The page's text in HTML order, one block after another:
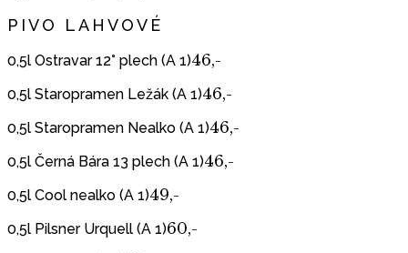
PIVO LAHVOVÉ
0,5l Ostravar 12° plech (A 1)46,-
0,5l Staropramen Ležák (A 1)46,-
0,5l Staropramen Nealko (A 1)46,-
0,5l Černá Bára 13 plech (A 1)46,-
0,5l Cool nealko (A 1)49,-
0,5l Pilsner Urquell (A 1)60,-